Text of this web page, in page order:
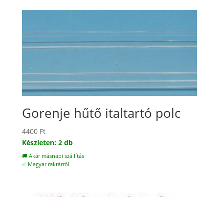
Gorenje hűtő italtartó polc
4400 Ft
Készleten: 2 db
🚚 Akár másnapi szállítás
✅ Magyar raktárról